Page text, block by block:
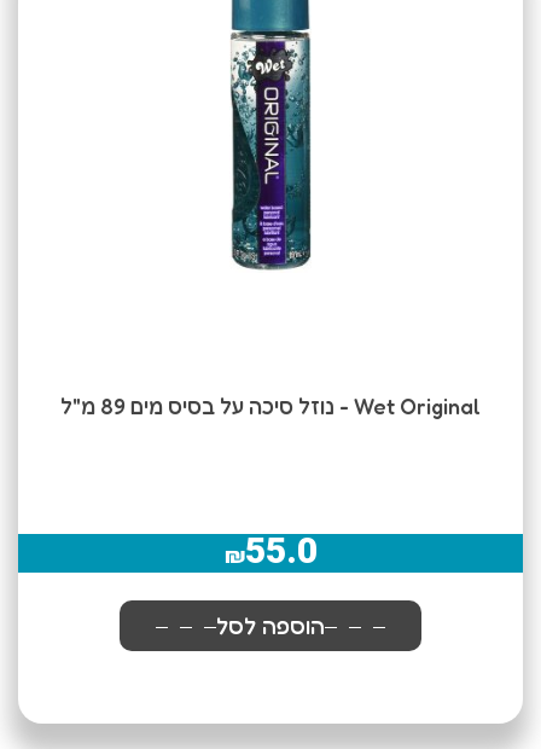
Wet Original - נוזל סיכה על בסיס מים 89 מ"ל
₪55.0
הוספה לסל